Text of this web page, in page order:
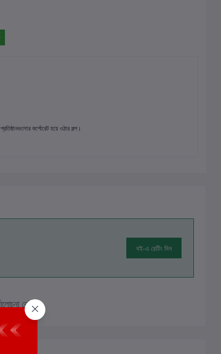
কর্পোরেট হয়ে ওঠার গল্প।
বই-এ রেটিং দিন
নেই